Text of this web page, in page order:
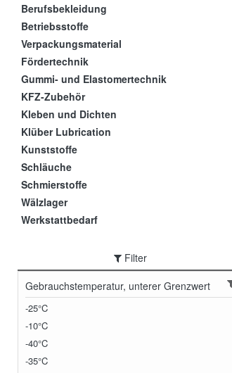
Berufsbekleidung
Betriebsstoffe
Verpackungsmaterial
Fördertechnik
Gummi- und Elastomertechnik
KFZ-Zubehör
Kleben und Dichten
Klüber Lubrication
Kunststoffe
Schläuche
Schmierstoffe
Wälzlager
Werkstattbedarf
Filter
Gebrauchstemperatur, unterer Grenzwert
-25°C
-10°C
-40°C
-35°C